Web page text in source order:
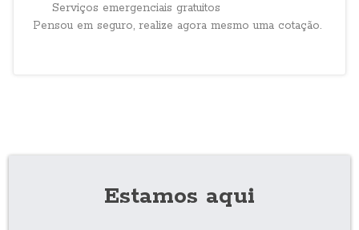
Serviços emergenciais gratuitos
Pensou em seguro, realize agora mesmo uma cotação.
Estamos aqui